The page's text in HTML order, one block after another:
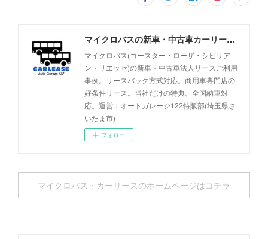
マイクロバスの新車・中古車カーリース事例 - オートガレージ122
マイクロバス(コースター・ローザ・シビリア
ン・リエッセ)の新車・中古車法人リースご利用
事例。リースバック方式対応。商用車専門店の
好条件リース。当社だけの特典。全国納車対
応。運営：オートガレージ122特販部(埼玉県さ
いたま市)
フォロー
マイクロバス・カーリースのホームページはコチラ